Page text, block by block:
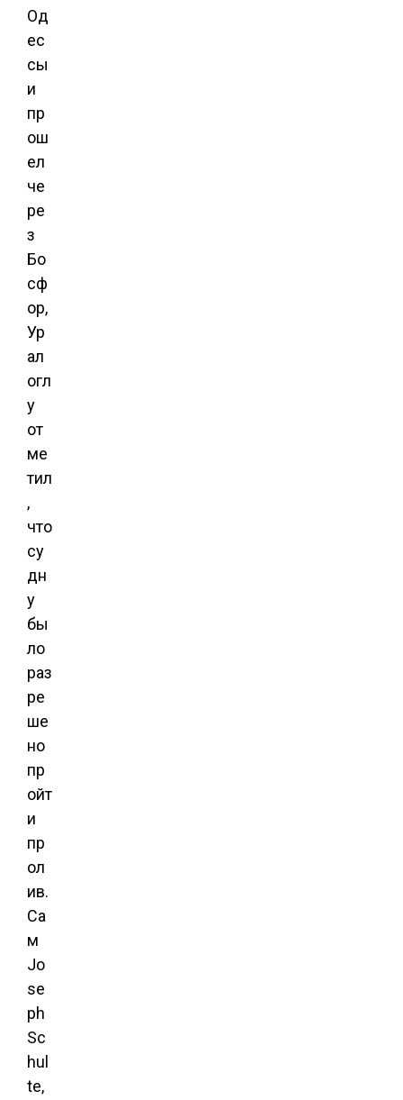
Од
ес
сы
и
пр
ош
ел
че
ре
з
Бо
сф
ор,
Ур
ал
огл
у
от
ме
тил
,
что
су
дн
у
бы
ло
раз
ре
ше
но
пр
ойт
и
пр
ол
ив.
Са
м
Jo
se
ph
Sc
hul
te,